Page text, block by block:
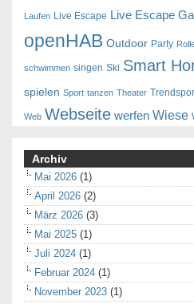
Laufen Live Escape Live Escape
openHAB Outdoor Party
schwimmen singen Ski Smart
spielen Sport tanzen Theater
Web Webseite werfen Wiese
Archiv
Mai 2026 (1)
April 2026 (2)
März 2026 (3)
Mai 2025 (1)
Juli 2024 (1)
Februar 2024 (1)
November 2023 (1)